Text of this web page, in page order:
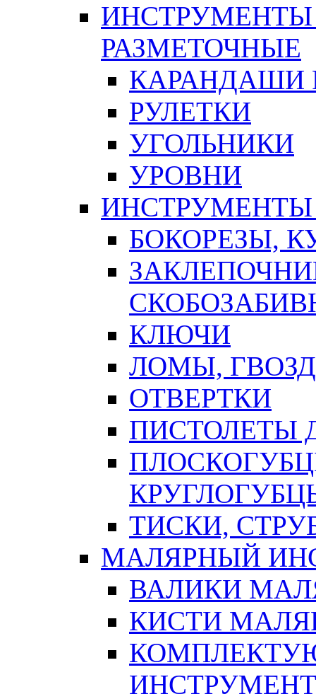
ИНСТРУМЕНТЫ
РАЗМЕТОЧНЫЕ
КАРАНДАШИ
РУЛЕТКИ
УГОЛЬНИКИ
УРОВНИ
БОКОРЕЗЫ,
КЛЮЧИ
ЛОМЫ,
ОТВЕРТКИ
ПИСТОЛЕТЫ
ТИСКИ,
МАЛЯРНЫЙ
ВАЛИКИ
КИСТИ